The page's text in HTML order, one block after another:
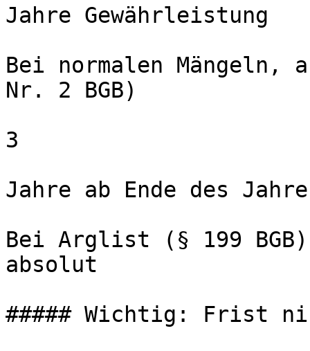
Jahre Gewährleistung
Bei normalen Mängeln,
Nr. 2 BGB)
3
Jahre ab Ende des
Bei Arglist (§ 199
absolut
##### Wichtig: Frist